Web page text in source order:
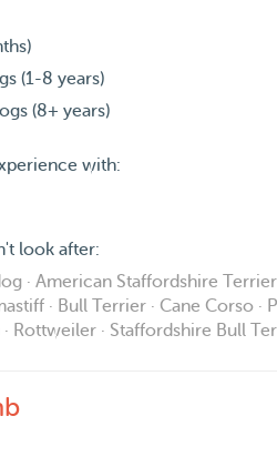
(1-8 years)
(8+ years)
with:
look after:
· American Staffordshire
· Bull Terrier · Cane Corso ·
Rottweiler · Staffordshire Bull